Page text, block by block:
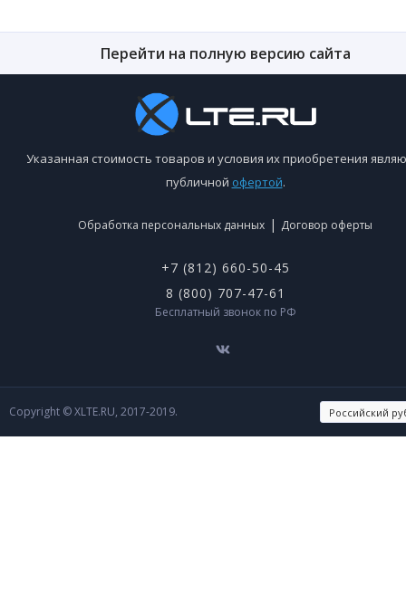
Перейти на полную версию сайта
Указанная стоимость товаров и условия их приобретения
публичной офертой.
Обработка персональных данных | Договор оферты
+7 (812) 660-50-45
8 (800) 707-47-61
Бесплатный звонок по РФ
Copyright © XLTE.RU, 2017-2019.